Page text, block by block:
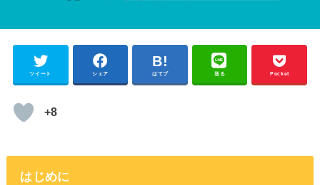
ツイート シェア はてブ 送る Pocket
+8
はじめに